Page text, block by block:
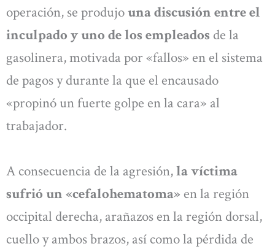
operación, se produjouna discusión entre el
inculpado y uno de los empleados de la
gasolinera, motivada por «fallos» en el sistema
de pagos y durante la que el encausado
«propinó un fuerte golpe en la cara» al
trabajador.
A consecuencia de la agresión,la víctima
sufrió un «cefalohematoma» en la región
occipital derecha, arañazos en la región dorsal,
cuello y ambos brazos, así como la pérdida de